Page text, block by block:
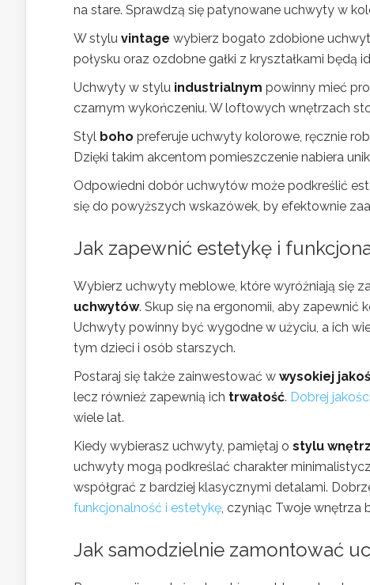
na stare. Sprawdzą się patynowane uchwyty w
W stylu vintage wybierz bogato zdobione
połysku oraz ozdobne gałki z kryształkami będą
Uchwyty w stylu industrialnym powinny mieć
czarnym wykończeniu. W loftowych wnętrzach
Styl boho preferuje uchwyty kolorowe, ręcznie
Dzięki takim akcentom pomieszczenie nabiera
Odpowiedni dobór uchwytów może podkreślić
się do powyższych wskazówek, by efektownie
Jak zapewnić estetykę i
Wybierz uchwyty meblowe, które wyróżniają się
uchwytów. Skup się na ergonomii, aby
Uchwyty powinny być wygodne w użyciu, a ich
tym dzieci i osób starszych.
Postaraj się także zainwestować w wysokiej
lecz również zapewnią ich trwałość. Dobrej
wiele lat.
Kiedy wybierasz uchwyty, pamiętaj o stylu
uchwyty mogą podkreślać charakter
współgrać z bardziej klasycznymi detalami.
funkcjonalność i estetykę , czyniąc Twoje
Jak samodzielnie zamontować